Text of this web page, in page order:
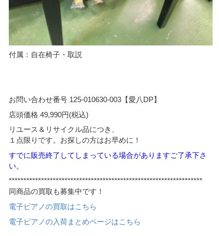
付属：自在椅子・取説
お問い合わせ番号 125-010630-003【愛八DP】
店頭価格 49,990円(税込)
リユース＆リサイクル品につき、
１点限りです。お探しの方はお早めに！
すでに販売終了してしまっている場合がありますご了承下さ
い。
******************************************************************
同商品の買取も募集中です！
電子ピアノの買取はこちら
電子ピアノの入荷まとめページはこちら